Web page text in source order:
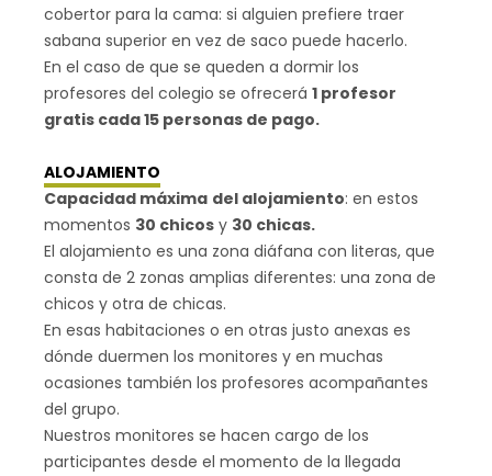
cobertor para la cama: si alguien prefiere traer
sabana superior en vez de saco puede hacerlo.
En el caso de que se queden a dormir los
profesores del colegio se ofrecerá 1 profesor
gratis cada 15 personas de pago.
ALOJAMIENTO
Capacidad máxima del alojamiento: en estos
momentos 30 chicos y 30 chicas.
El alojamiento es una zona diáfana con literas, que
consta de 2 zonas amplias diferentes: una zona de
chicos y otra de chicas.
En esas habitaciones o en otras justo anexas es
dónde duermen los monitores y en muchas
ocasiones también los profesores acompañantes
del grupo.
Nuestros monitores se hacen cargo de los
participantes desde el momento de la llegada